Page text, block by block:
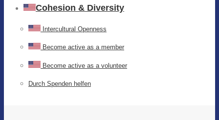
Cohesion & Diversity
Intercultural Openness
Become active as a member
Become active as a volunteer
Durch Spenden helfen